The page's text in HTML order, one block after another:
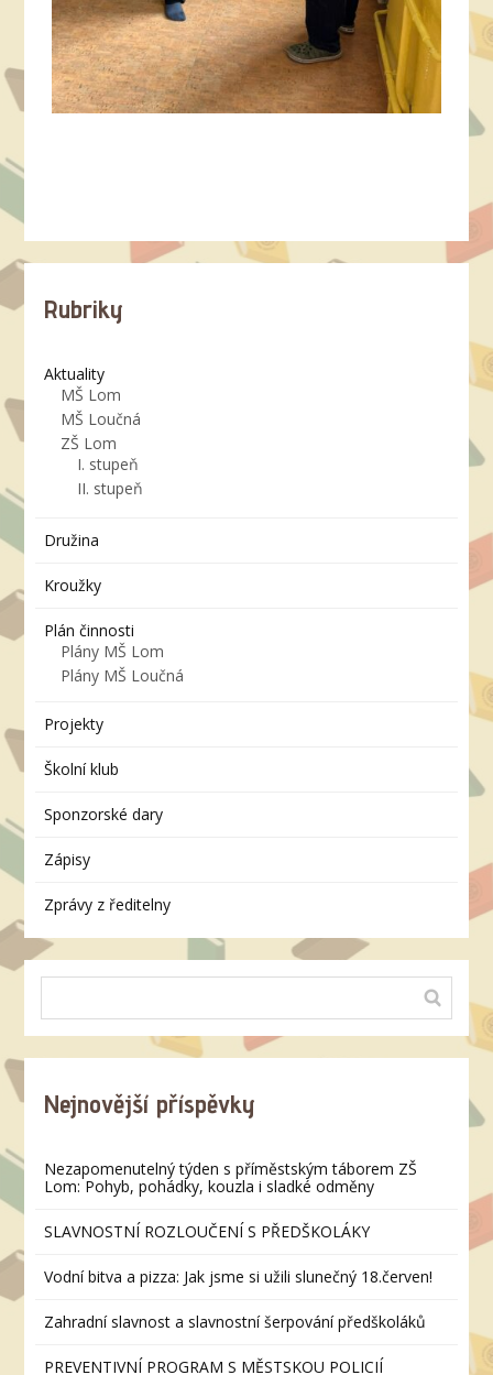
Rubriky
Aktuality
MŠ Lom
MŠ Loučná
ZŠ Lom
I. stupeň
II. stupeň
Družina
Kroužky
Plán činnosti
Plány MŠ Lom
Plány MŠ Loučná
Projekty
Školní klub
Sponzorské dary
Zápisy
Zprávy z ředitelny
Nejnovější příspěvky
Nezapomenutelný týden s příměstským táborem ZŠ
Lom: Pohyb, pohádky, kouzla i sladké odměny
SLAVNOSTNÍ ROZLOUČENÍ S PŘEDŠKOLÁKY
Vodní bitva a pizza: Jak jsme si užili slunečný 18.červen!
Zahradní slavnost a slavnostní šerpování předškoláků
PREVENTIVNÍ PROGRAM S MĚSTSKOU POLICIÍ